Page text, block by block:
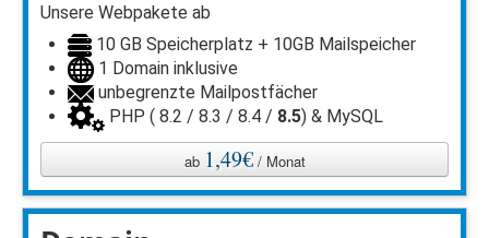
Unsere Webpakete ab
10 GB Speicherplatz + 10GB Mailspeicher
1 Domain inklusive
unbegrenzte Mailpostfächer
PHP ( 8.2 / 8.3 / 8.4 / 8.5) & MySQL
ab 1,49€/ Monat